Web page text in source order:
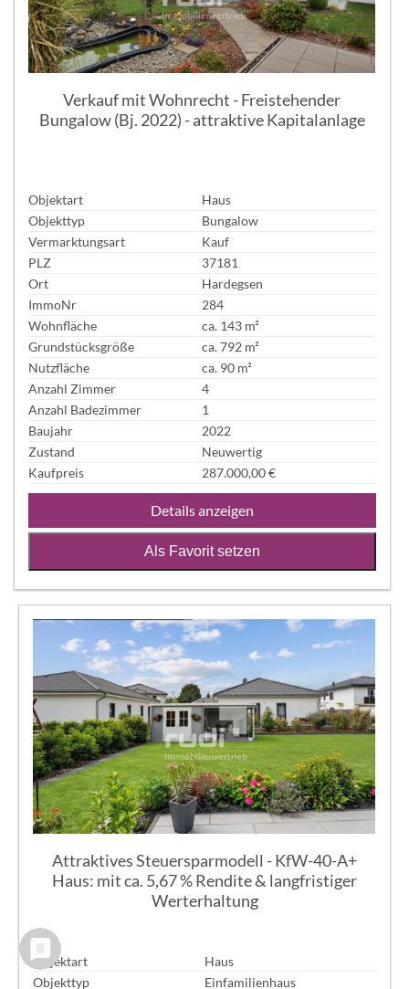
Verkauf mit Wohnrecht - Freistehender
Bungalow (Bj. 2022) - attraktive Kapitalanlage
Objektart
Haus
Objekttyp
Bungalow
Vermarktungsart
Kauf
PLZ
37181
Ort
Hardegsen
ImmoNr
284
Wohnfläche
ca. 143 m²
Grundstücksgröße
ca. 792 m²
Nutzfläche
ca. 90 m²
Anzahl Zimmer
4
Anzahl Badezimmer
1
Baujahr
2022
Zustand
Neuwertig
Kaufpreis
287.000,00 €
Details anzeigen
Als Favorit setzen
Attraktives Steuersparmodell - KfW-40-A+
Haus: mit ca. 5,67 % Rendite & langfristiger
Werterhaltung
Objektart
Haus
Objekttyp
Einfamilienhaus